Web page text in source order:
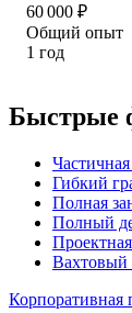
60 000 ₽
Общий опыт
1 год
Быстрые
Частичная
Гибкий
Полная
Полный
Вахтовый
Корпоративная